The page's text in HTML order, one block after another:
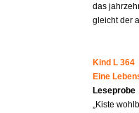
das
gleicht der
Kind L 364
Eine
Leseprobe
„Kiste